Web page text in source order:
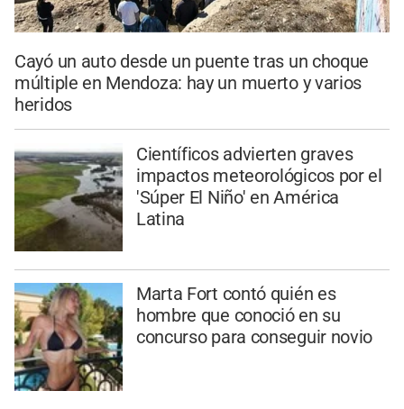
Cayó un auto desde un puente tras un choque
múltiple en Mendoza: hay un muerto y varios
heridos
Científicos advierten graves
impactos meteorológicos por el
'Súper El Niño' en América
Latina
Marta Fort contó quién es
hombre que conoció en su
concurso para conseguir novio